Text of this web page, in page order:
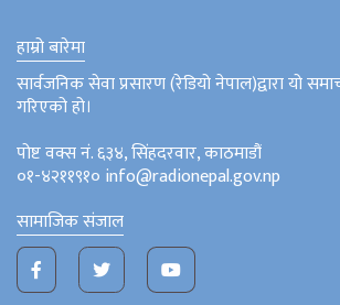
हाम्रो बारेमा
सार्वजनिक सेवा प्रसारण (रेडियो नेपाल)द्वारा यो
गरिएको हो।
पोष्ट वक्स नं. ६३४, सिंहदरवार, काठमाडौं
०१-४२११९१० info@radionepal.gov.np
सामाजिक संजाल